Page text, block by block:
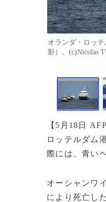
オランダ・ロッ
影）。(c)Nicolas
【5月18日
ロッテルダム
際には、青い
オーシャンワ
により死亡し